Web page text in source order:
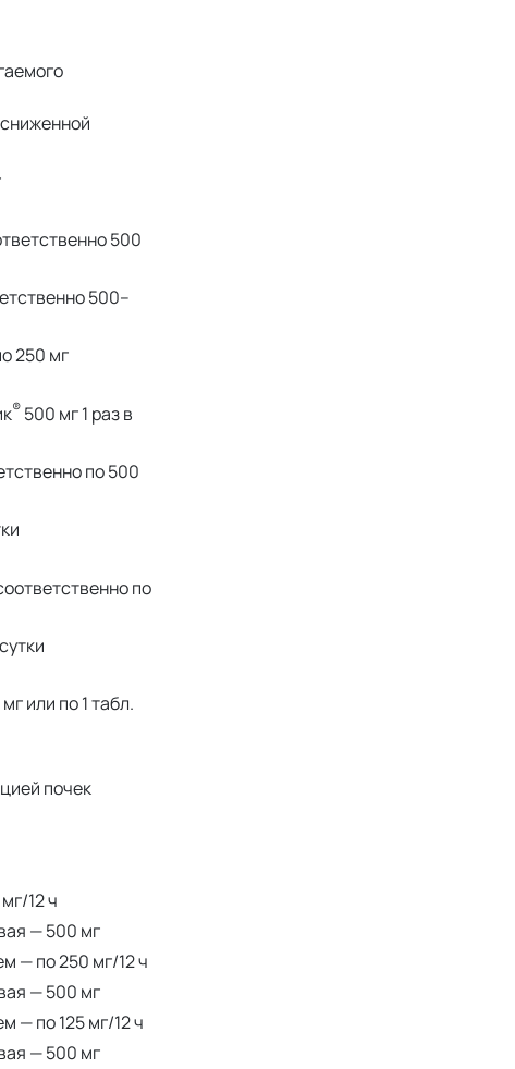
500
500–
250 мг
® 500 мг 1 раз в
по 500
по
или по 1 табл.
почек
12 ч
— 500 мг
— по 250 мг/12 ч
— 500 мг
— по 125 мг/12 ч
— 500 мг